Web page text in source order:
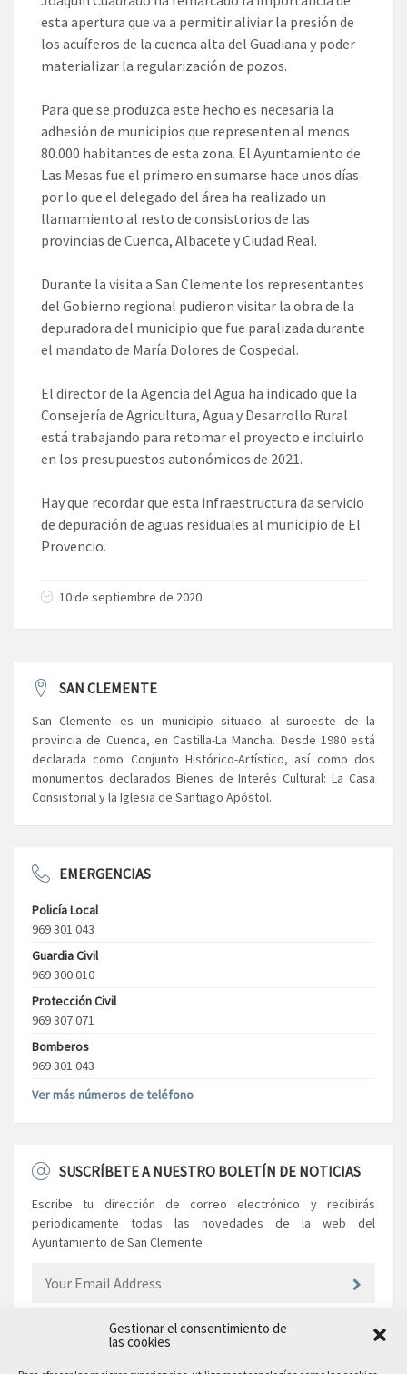
Gestionar el consentimiento de
las cookies
esta apertura que va a permitir aliviar la presión de
los acuíferos de la cuenca alta del Guadiana y poder
materializar la regularización de pozos.
Para que se produzca este hecho es necesaria la
adhesión de municipios que representen al menos
80.000 habitantes de esta zona. El Ayuntamiento de
Las Mesas fue el primero en sumarse hace unos días
por lo que el delegado del área ha realizado un
llamamiento al resto de consistorios de las
provincias de Cuenca, Albacete y Ciudad Real.
Durante la visita a San Clemente los representantes
del Gobierno regional pudieron visitar la obra de la
depuradora del municipio que fue paralizada durante
el mandato de María Dolores de Cospedal.
El director de la Agencia del Agua ha indicado que la
Consejería de Agricultura, Agua y Desarrollo Rural
está trabajando para retomar el proyecto e incluirlo
en los presupuestos autonómicos de 2021.
Hay que recordar que esta infraestructura da servicio
de depuración de aguas residuales al municipio de El
Provencio.
10 de septiembre de 2020
SAN CLEMENTE
San Clemente es un municipio situado al suroeste de la
provincia de Cuenca, en Castilla-La Mancha. Desde 1980 está
declarada como Conjunto Histórico-Artístico, así como dos
monumentos declarados Bienes de Interés Cultural: La Casa
Consistorial y la Iglesia de Santiago Apóstol.
EMERGENCIAS
Policía Local
969 301 043
Guardia Civil
969 300 010
Protección Civil
969 307 071
Bomberos
969 301 043
Ver más números de teléfono
SUSCRÍBETE A NUESTRO BOLETÍN DE NOTICIAS
Escribe tu dirección de correo electrónico y recibirás
periodicamente todas las novedades de la web del
Ayuntamiento de San Clemente
EL AYUNTAMIENTO